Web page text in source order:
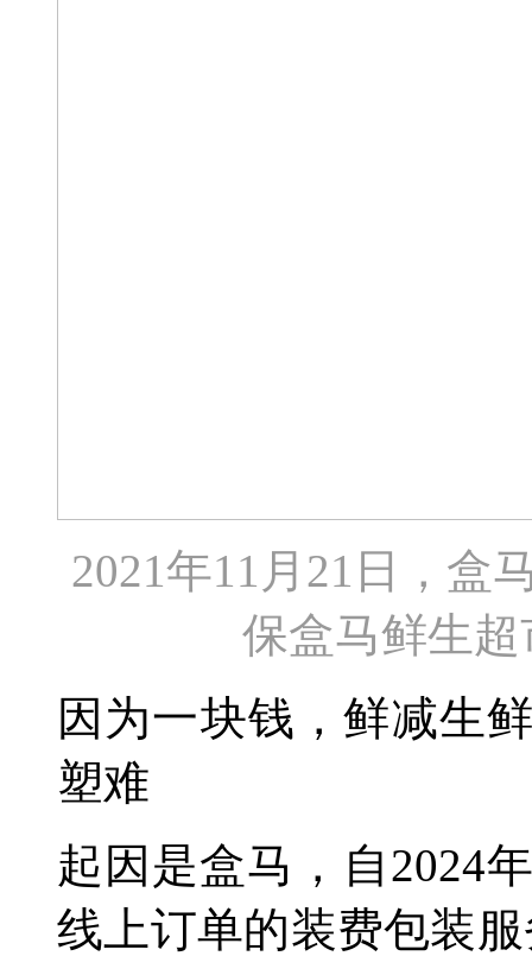
2021年11月21日，盒
保盒马鲜生
因为一块钱，鲜减生
塑难
起因是盒马，自2024
线上订单的装费包装